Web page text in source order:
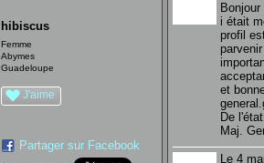
hibiscus
Femme
Abymes
Guadeloupe
J'aime
Partager sur Facebook
i était
profil
et
De
Maj.
Le 4